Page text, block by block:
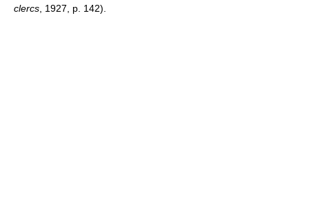
clercs , 1927, p. 142).